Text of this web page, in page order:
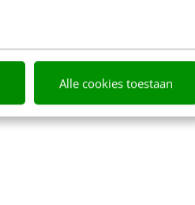
Alle cookies toestaan